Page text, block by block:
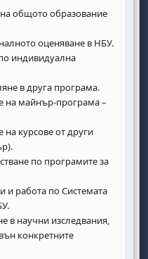
общото образование
оценяване в НБУ.
индивидуална
в друга програма.
на майнър-програма –
курсове от други
по програмите за
и работа по Системата
в научни изследвания,
конкретните